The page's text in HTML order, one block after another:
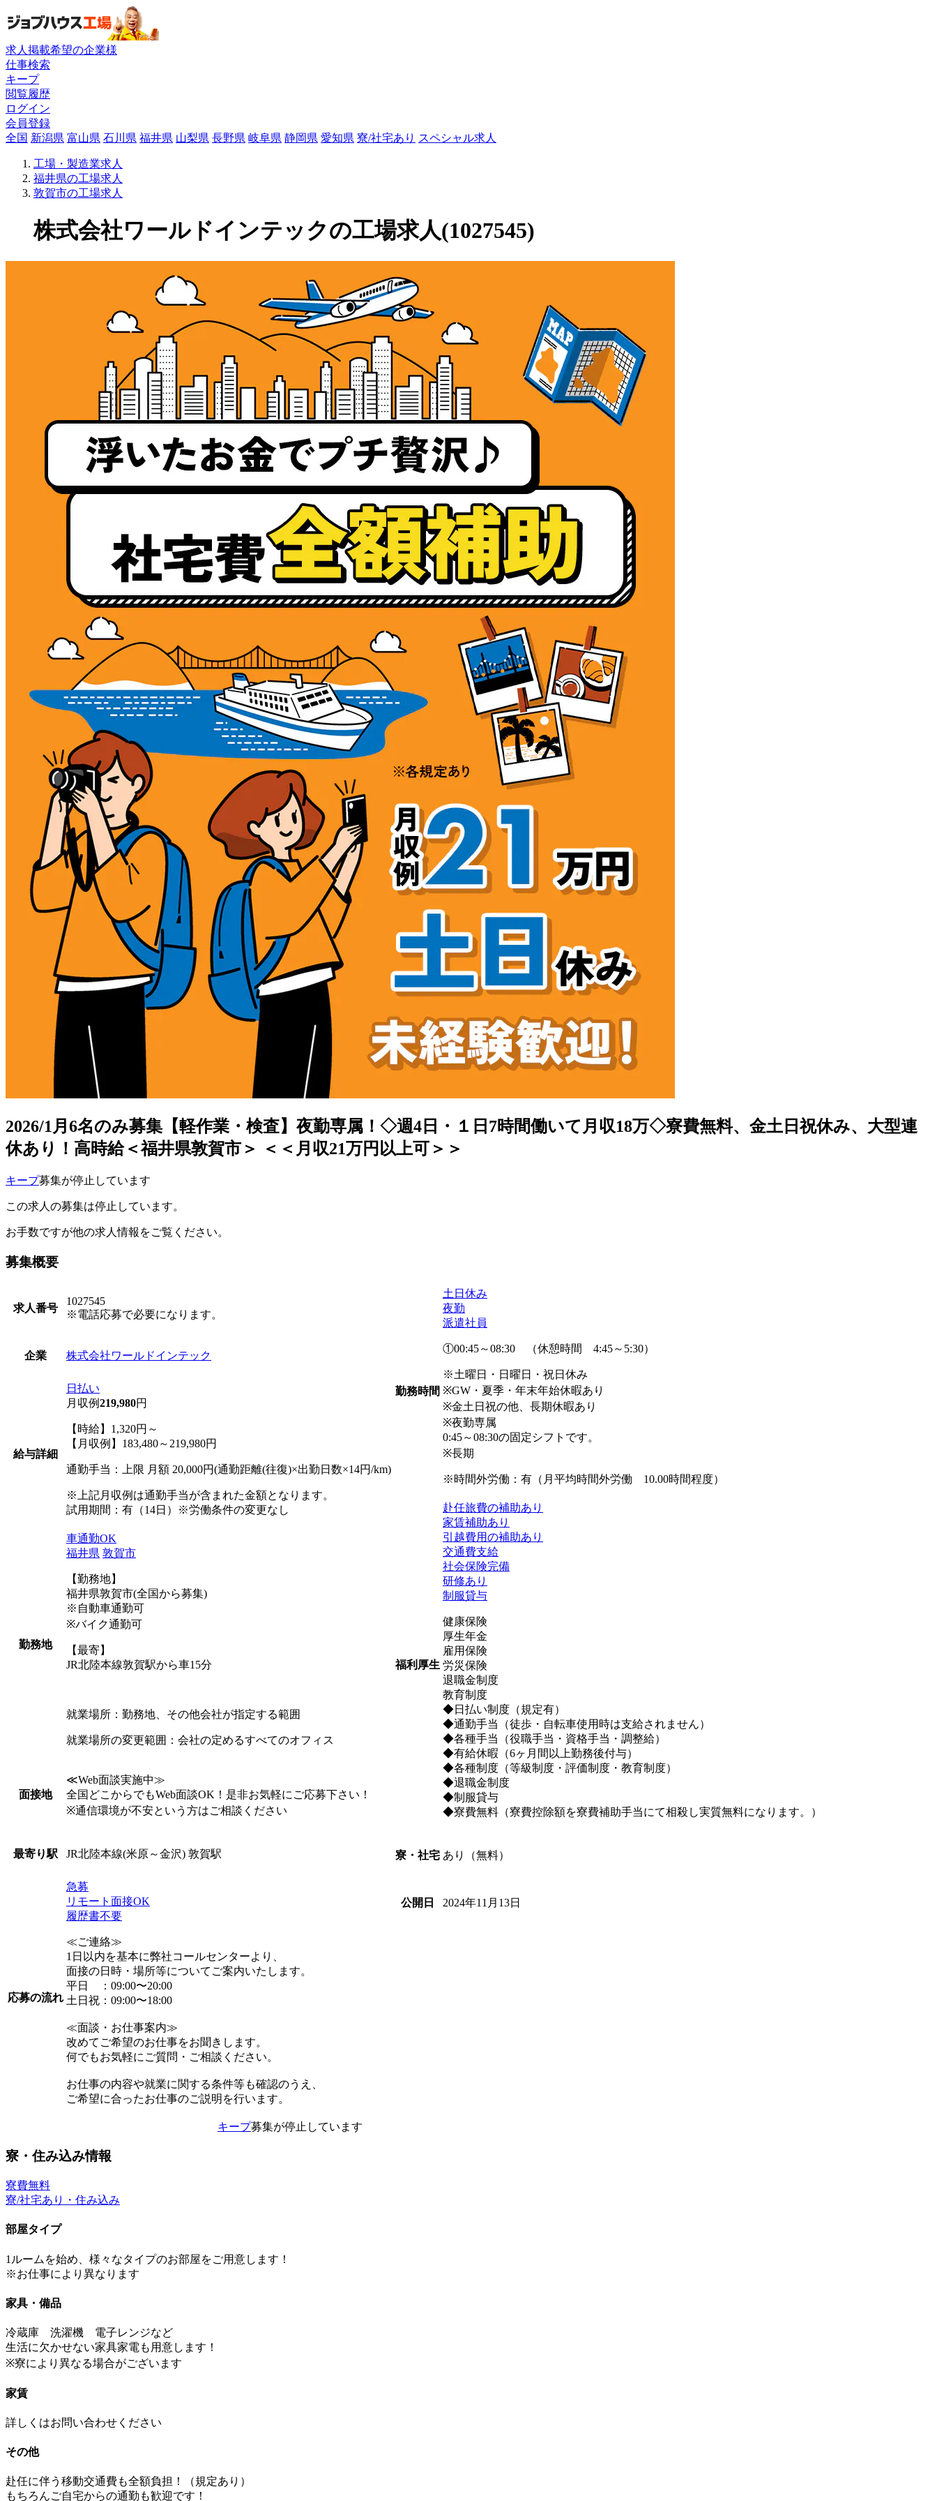
求人掲載希望の企業様
仕事検索
キープ
閲覧履歴
ログイン
会員登録
全国 新潟県 富山県 石川県 福井県 山梨県 長野県 岐阜県 静岡県 愛知県 寮/社宅あり スペシャル求人
工場・製造業求人
福井県の工場求人
敦賀市の工場求人
株式会社ワールドインテックの工場求人(1027545)
2026/1月6名のみ募集【軽作業・検査】夜勤専属！◇週4日・１日7時間働いて月収18万◇寮費無料、金土日祝休み、大型連
休あり！高時給＜福井県敦賀市＞ ＜＜月収21万円以上可＞＞
キープ募集が停止しています
この求人の募集は停止しています。
お手数ですが他の求人情報をご覧ください。
募集概要
求人番号
1027545
※電話応募で必要になります。
企業 株式会社ワールドインテック
給与詳細
日払い
月収例219,980円
【時給】1,320円～
【月収例】183,480～219,980円
通勤手当：上限 月額 20,000円(通勤距離(往復)×出勤日数×14円/km)
※上記月収例は通勤手当が含まれた金額となります。
試用期間：有（14日）※労働条件の変更なし
勤務地
車通勤OK
福井県 敦賀市
【勤務地】
福井県敦賀市(全国から募集)
※自動車通勤可
※バイク通勤可
【最寄】
JR北陸本線敦賀駅から車15分
就業場所：勤務地、その他会社が指定する範囲
就業場所の変更範囲：会社の定めるすべてのオフィス
面接地
≪Web面談実施中≫
全国どこからでもWeb面談OK！是非お気軽にご応募下さい！
※通信環境が不安という方はご相談ください
最寄り駅 JR北陸本線(米原～金沢) 敦賀駅
応募の流れ
急募
リモート面接OK
履歴書不要
≪ご連絡≫
1日以内を基本に弊社コールセンターより、
面接の日時・場所等についてご案内いたします。
平日 ：09:00〜20:00
土日祝：09:00〜18:00
≪面談・お仕事案内≫
改めてご希望のお仕事をお聞きします。
何でもお気軽にご質問・ご相談ください。
お仕事の内容や就業に関する条件等も確認のうえ、
ご希望に合ったお仕事のご説明を行います。
勤務時間
土日休み
夜勤
派遣社員
①00:45～08:30 （休憩時間 4:45～5:30）
※土曜日・日曜日・祝日休み
※GW・夏季・年末年始休暇あり
※金土日祝の他、長期休暇あり
※夜勤専属
0:45～08:30の固定シフトです。
※長期
※時間外労働：有（月平均時間外労働 10.00時間程度）
福利厚生
赴任旅費の補助あり
家賃補助あり
引越費用の補助あり
交通費支給
社会保険完備
研修あり
制服貸与
健康保険
厚生年金
雇用保険
労災保険
退職金制度
教育制度
◆日払い制度（規定有）
◆通勤手当（徒歩・自転車使用時は支給されません）
◆各種手当（役職手当・資格手当・調整給）
◆有給休暇（6ヶ月間以上勤務後付与）
◆各種制度（等級制度・評価制度・教育制度）
◆退職金制度
◆制服貸与
◆寮費無料（寮費控除額を寮費補助手当にて相殺し実質無料になります。）
寮・社宅 あり（無料）
公開日 2024年11月13日
キープ募集が停止しています
寮・住み込み情報
寮費無料
寮/社宅あり・住み込み
部屋タイプ
1ルームを始め、様々なタイプのお部屋をご用意します！
※お仕事により異なります
家具・備品
冷蔵庫 洗濯機 電子レンジなど
生活に欠かせない家具家電も用意します！
※寮により異なる場合がございます
家賃
詳しくはお問い合わせください
その他
赴任に伴う移動交通費も全額負担！（規定あり）
もちろんご自宅からの通勤も歓迎です！